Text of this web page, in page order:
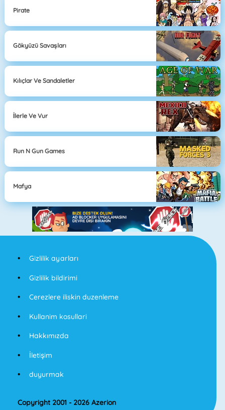
Pirate
Gökyüzü Savaşları
Kılıçlar Ve Sandaletler
İlerle Ve Vur
Run N Gun Games
Mafya
Gizlilik ayarları
Gizlilik bildirimi
Cerezlere iliskin duzenleme
Kullanim kosullari
Hakkımızda
İletişim
duyurmak
Copyright 2001 - 2026 Azerion